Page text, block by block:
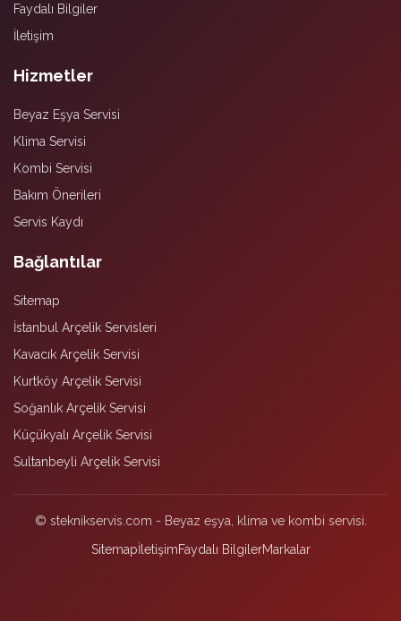
Faydalı Bilgiler
İletişim
Hizmetler
Beyaz Eşya Servisi
Klima Servisi
Kombi Servisi
Bakım Önerileri
Servis Kaydı
Bağlantılar
Sitemap
İstanbul Arçelik Servisleri
Kavacık Arçelik Servisi
Kurtköy Arçelik Servisi
Soğanlık Arçelik Servisi
Küçükyalı Arçelik Servisi
Sultanbeyli Arçelik Servisi
© steknikservis.com - Beyaz eşya, klima ve kombi servisi.
SitemapİletişimFaydalı BilgilerMarkalar